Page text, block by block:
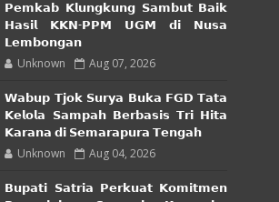
𝗣𝗲𝗺𝗸𝗮𝗯 𝗞𝗹𝘂𝗻𝗴𝗸𝘂𝗻𝗴 𝗦𝗮𝗺𝗯𝘂𝘁 𝗕𝗮𝗶𝗸
𝗛𝗮𝘀𝗶𝗹 𝗞𝗞𝗡-𝗣𝗣𝗠 𝗨𝗚𝗠 𝗱𝗶 𝗡𝘂𝘀𝗮
𝗟𝗲𝗺𝗯𝗼𝗻𝗴𝗮𝗻
Unknown Aug 07, 2026
𝗪𝗮𝗯𝘂𝗽 𝗧𝗷𝗼𝗸 𝗦𝘂𝗿𝘆𝗮 𝗕𝘂𝗸𝗮 𝗙𝗚𝗗 𝗧𝗮𝘁𝗮
𝗞𝗲𝗹𝗼𝗹𝗮 𝗦𝗮𝗺𝗽𝗮𝗵 𝗕𝗲𝗿𝗯𝗮𝘀𝗶𝘀 𝗧𝗿𝗶 𝗛𝗶𝘁𝗮
𝗞𝗮𝗿𝗮𝗻𝗮 𝗱𝗶 𝗦𝗲𝗺𝗮𝗿𝗮𝗽𝘂𝗿𝗮 𝗧𝗲𝗻𝗴𝗮𝗵
Unknown Aug 04, 2026
𝗕𝘂𝗽𝗮𝘁𝗶 𝗦𝗮𝘁𝗿𝗶𝗮 𝗣𝗲𝗿𝗸𝘂𝗮𝘁 𝗞𝗼𝗺𝗶𝘁𝗺𝗲𝗻